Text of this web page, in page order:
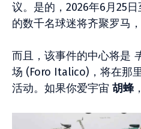
议。是的，2026年6月25
的数千名球迷将齐聚罗马
而且，该事件的中心将是
场 (Foro Italico)，将在那
活动。如果你爱宇宙 胡蜂